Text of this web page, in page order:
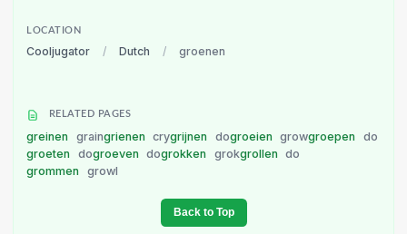
LOCATION
Cooljugator / Dutch / groenen
RELATED PAGES
greinen graingrienen crygrijnen dogroeien growgroepen
do
groeten
dogroeven dogrokken grokgrollen
do
grommen
growl
Back to Top